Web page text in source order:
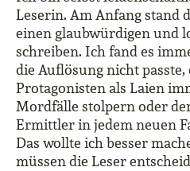
Leserin. Am Anfang stand
einen glaubwürdigen und
schreiben. Ich fand es
die Auflösung nicht passte,
Protagonisten als Laien
Mordfälle stolpern oder
Ermittler in jedem neuen
Das wollte ich besser
müssen die Leser